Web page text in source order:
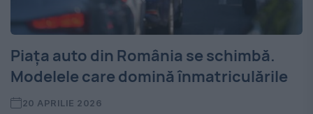
Piața auto din România se schimbă.
Modelele care domină înmatriculările
20 APRILIE 2026